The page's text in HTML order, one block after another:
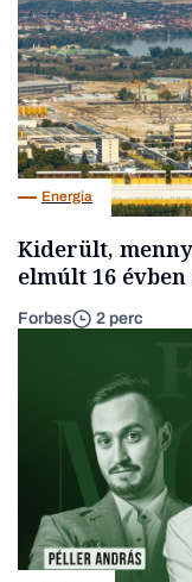
Energia
Kiderült,
elmúlt 16
Forbes 2 perc